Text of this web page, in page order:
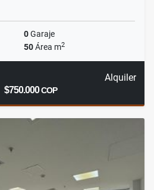
0Garaje
50Área m2
Alquiler
$750.000COP